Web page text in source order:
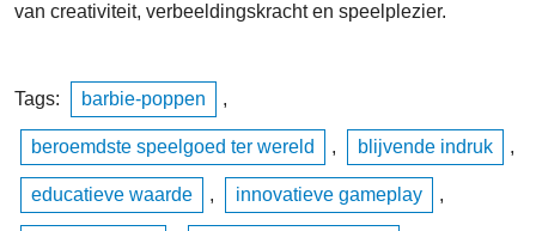
van creativiteit, verbeeldingskracht en speelplezier.
Tags: barbie-poppen ,
beroemdste speelgoed ter wereld , blijvende indruk ,
educatieve waarde , innovatieve gameplay ,